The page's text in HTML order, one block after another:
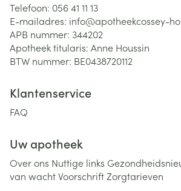
Telefoon: 056 41 11 13
E-mailadres: info@apotheekcossey-
APB nummer: 344202
Apotheek titularis: Anne Houssin
BTW nummer: BE0438720112
Klantenservice
FAQ
Uw apotheek
Over ons Nuttige links
van wachtVoorschriftZorgtarieven